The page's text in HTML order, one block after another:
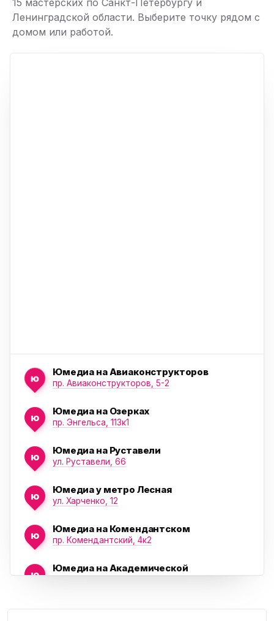
15 мастерских по Санкт-Петербургу и
Ленинградской области. Выберите точку рядом с
домом или работой.
ю
Юмедиа на Авиаконструкторов
пр. Авиаконструкторов, 5-2
ю
Юмедиа на Озерках
пр. Энгельса, 113к1
ю
Юмедиа на Руставели
ул. Руставели, 66
ю
Юмедиа у метро Лесная
ул. Харченко, 12
ю
Юмедиа на Комендантском
пр. Комендантский, 4к2
ю
Юмедиа на Академической